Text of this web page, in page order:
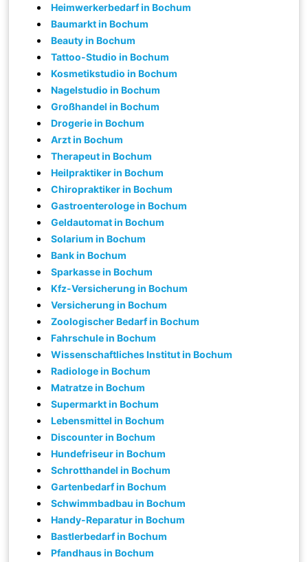
Heimwerkerbedarf in Bochum
Baumarkt in Bochum
Beauty in Bochum
Tattoo-Studio in Bochum
Kosmetikstudio in Bochum
Nagelstudio in Bochum
Großhandel in Bochum
Drogerie in Bochum
Arzt in Bochum
Therapeut in Bochum
Heilpraktiker in Bochum
Chiropraktiker in Bochum
Gastroenterologe in Bochum
Geldautomat in Bochum
Solarium in Bochum
Bank in Bochum
Sparkasse in Bochum
Kfz-Versicherung in Bochum
Versicherung in Bochum
Zoologischer Bedarf in Bochum
Fahrschule in Bochum
Wissenschaftliches Institut in Bochum
Radiologe in Bochum
Matratze in Bochum
Supermarkt in Bochum
Lebensmittel in Bochum
Discounter in Bochum
Hundefriseur in Bochum
Schrotthandel in Bochum
Gartenbedarf in Bochum
Schwimmbadbau in Bochum
Handy-Reparatur in Bochum
Bastlerbedarf in Bochum
Pfandhaus in Bochum